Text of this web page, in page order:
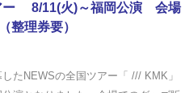
ー 8/11(火)～福岡公演 会場
整理券要）
たNEWSの全国ツアー「 /// KMK」